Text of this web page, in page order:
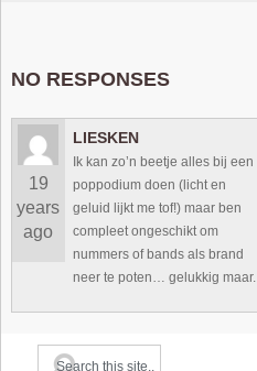
NO RESPONSES
19
years
ago
LIESKEN
Ik kan zo’n beetje alles bij een
poppodium doen (licht en
geluid lijkt me tof!) maar ben
compleet ongeschikt om
nummers of bands als brand
neer te poten… gelukkig maar.